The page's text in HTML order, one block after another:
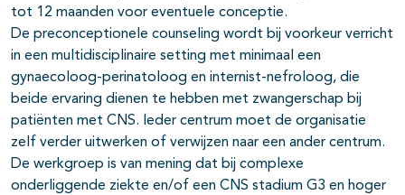
tot 12 maanden voor eventuele conceptie.
De preconceptionele counseling wordt bij voorkeur verricht
in een multidisciplinaire setting met minimaal een
gynaecoloog-perinatoloog en internist-nefroloog, die
beide ervaring dienen te hebben met zwangerschap bij
patiënten met CNS. Ieder centrum moet de organisatie
zelf verder uitwerken of verwijzen naar een ander centrum.
De werkgroep is van mening dat bij complexe
onderliggende ziekte en/of een CNS stadium G3 en hoger